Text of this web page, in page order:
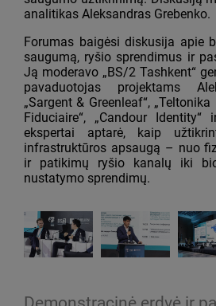
analitikas Aleksandras Grebenko.
Forumas baigėsi diskusija apie
saugumą, ryšio sprendimus ir
Ją moderavo „BS/2 Tashkent“
pavaduotojas projektams
„Sargent & Greenleaf“, „Teltonika
Fiduciaire“, „Candour Identity“
ekspertai aptarė, kaip
infrastruktūros apsaugą – nuo
ir patikimų ryšio kanalų iki
nustatymo sprendimų.